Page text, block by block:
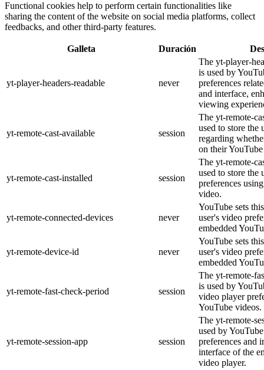
Functional cookies help to perform certain functionalities like
sharing the content of the website on social media platforms, collect
feedbacks, and other third-party features.
Galleta Duración
yt-player-headers-readable never
The yt-player-
is used by
preferences
and interface,
viewing
yt-remote-cast-available session
The yt-remote-
used to store the
regarding
on their
yt-remote-cast-installed session
The yt-remote-
used to store the
preferences
video.
yt-remote-connected-devices never
YouTube sets
user's video
embedded
yt-remote-device-id never
YouTube sets
user's video
embedded
yt-remote-fast-check-period session
The yt-remote-
is used by
video player
YouTube videos.
yt-remote-session-app session
The yt-remote-
used by
preferences and
interface of the
video player.